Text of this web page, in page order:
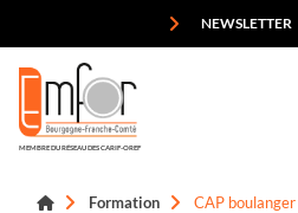
NEWSLETTER
MEMBRE DU RÉSEAU DES CARIF-OREF
Formation CAP boulanger
Panneau de gestion des cookies